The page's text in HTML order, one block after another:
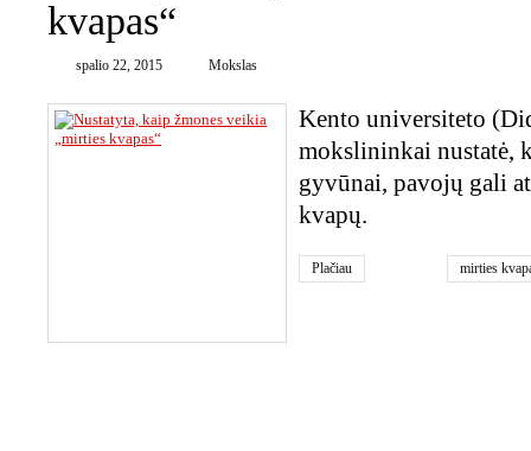
kvapas“
spalio 22, 2015 Mokslas
Kento universiteto
mokslininkai nustatė,
gyvūnai, pavojų gali
kvapų.
Plačiau mirties